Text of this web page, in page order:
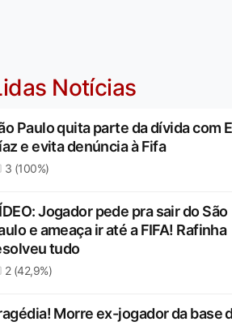
Notícias
Paulo quita parte da dívida com
e evita denúncia à Fifa
3 (100%)
Jogador pede pra sair do São
e ameaça ir até a FIFA! Rafinha
tudo
2 (42,9%)
Morre ex-jogador da base